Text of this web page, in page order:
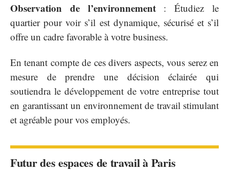
Observation de l’environnement: Étudiez le
quartier pour voir s’il est dynamique, sécurisé et s’il
offre un cadre favorable à votre business.
En tenant compte de ces divers aspects, vous serez en
mesure de prendre une décision éclairée qui
soutiendra le développement de votre entreprise tout
en garantissant un environnement de travail stimulant
et agréable pour vos employés.
Futur des espaces de travail à Paris